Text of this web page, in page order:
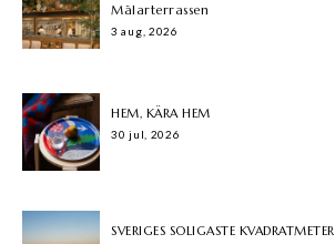
Mälarterrassen
3 aug, 2026
HEM, KÄRA HEM
30 jul, 2026
SVERIGES SOLIGASTE KVADRATMETER